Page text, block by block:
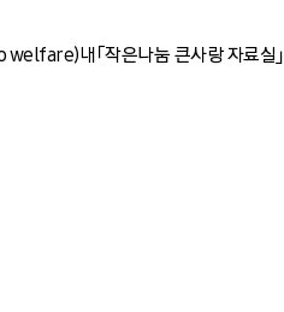
내「작은나눔 큰사랑 자료실」